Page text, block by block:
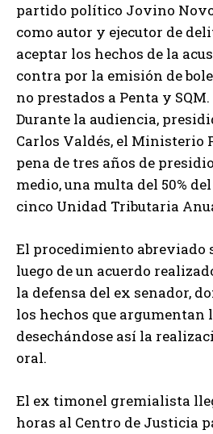
partido político Jovino
como autor y ejecutor de
aceptar los hechos de la
contra por la emisión de
no prestados a Penta y SQM.
Durante la audiencia,
Carlos Valdés, el Ministerio
pena de tres años de
medio, una multa del 50%
cinco Unidad Tributaria
El procedimiento abreviado
luego de un acuerdo
la defensa del ex senador,
los hechos que argumentan
desechándose así la
oral.
El ex timonel gremialista
horas al Centro de Justicia